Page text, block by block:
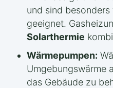
und sind
geeignet.
Solarthermie
Wärmepumpen:
Umgebungswärme
das Gebäude zu